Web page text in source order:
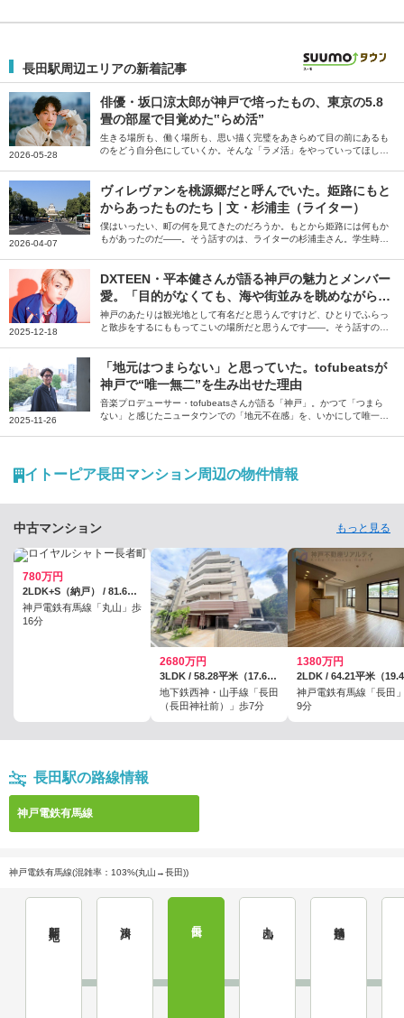
長田駅周辺エリアの新着記事
2026-05-28
俳優・坂口涼太郎が神戸で培ったもの、東京の5.8
畳の部屋で目覚めた‟らめ活”
生きる場所も、働く場所も、思い描く完璧をあきらめて目の前にあるも
のをどう自分色にしていくか。そんな「ラメ活」をやっていってほしい
屋について伺いました。
2026-04-07
ヴィレヴァンを桃源郷だと呼んでいた。姫路にもと
からあったものたち｜文・杉浦圭（ライター）
僕はいったい、町の何を見てきたのだろうか。もとから姫路には何もか
もがあったのだ――。そう話すのは、ライターの杉浦圭さん。学生時代
2025-12-18
DXTEEN・平本健さんが語る神戸の魅力とメンバー
愛。「目的がなくても、海や街並みを眺めながら歩
くだけで楽しい街」
神戸のあたりは観光地として有名だと思うんですけど、ひとりでふらっ
と散歩をするにももってこいの場所だと思うんです――。そう話すの
2025-11-26
「地元はつまらない」と思っていた。tofubeatsが
神戸で“唯一無二”を生み出せた理由
音楽プロデューサー・tofubeatsさんが語る「神戸」。かつて「つまら
ない」と感じたニュータウンでの「地元不在感」を、いかにして唯一無
イトーピア長田マンション周辺の物件情報
中古マンション もっと見る
780万円
2LDK+S（納戸） / 81.67平米
神戸電鉄有馬線「丸山」歩
16分
2680万円
3LDK / 58.28平米（17.62坪）（壁芯）
地下鉄西神・山手線「長田
（長田神社前）」歩7分
1380万円
神戸電鉄有馬線「長田
9分
長田駅の路線情報
神戸電鉄有馬線
神戸電鉄有馬線(混雑率：103%(丸山→長田))